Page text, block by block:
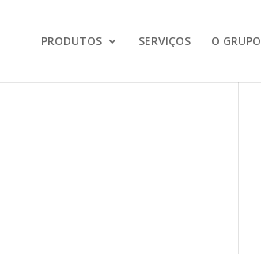
PRODUTOS SERVIÇOS O GRUPO